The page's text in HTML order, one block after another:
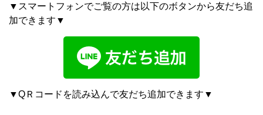
▼スマートフォンでご覧の方は以下のボタンから友だち追
加できます▼
▼QＲコードを読み込んで友だち追加できます▼